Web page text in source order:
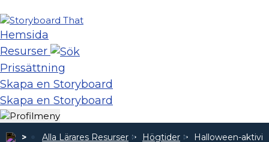
Hemsida
Resurser
Prissättning
Skapa en Storyboard
Skapa en Storyboard
Alla Lärares Resurser Högtider Halloween-